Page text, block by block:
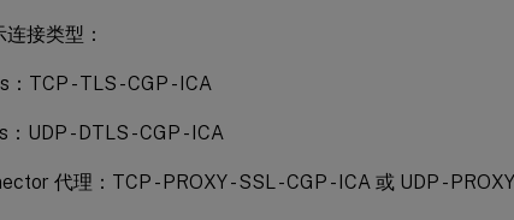
接类型：
TCP - TLS - CGP - ICA
UDP - DTLS - CGP - ICA
代理：TCP - PROXY - SSL - CGP - ICA 或 UDP -